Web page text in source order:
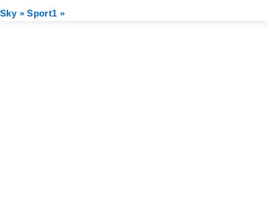
Sky » Sport1 »